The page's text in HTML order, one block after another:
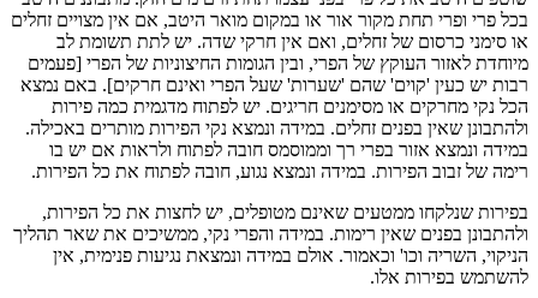
בכל פרי ופרי תחת מקור אור או במקום מואר היטב, אם אין מצויים זחלים
או סימני כרסום של זחלים, ואם אין חרקי שדה. יש לתת תשומת לב
מיוחדת לאזור העוקץ של הפרי, ובין הגומות החיצוניות של הפרי [פעמים
רבות יש כעין 'קוים' שהם 'שערות' שעל הפרי ואינם חרקים]. באם נמצא
הכל נקי מחרקים או מסימנים חריגים. יש לפתוח מדגמית כמה פירות
ולהתבונן שאין בפנים זחלים. במידה ונמצא נקי הפירות מותרים באכילה.
במידה ונמצא אזור בפרי רך וממוסמס חובה לפתוח ולראות אם יש בו
רימה של זבוב הפירות. במידה ונמצא נגוע, חובה לפתוח את כל הפירות.
בפירות שנלקחו ממטעים שאינם מטופלים, יש לחצות את כל הפירות,
ולהתבונן בפנים שאין רימות. במידה והפרי נקי, ממשיכים את שאר תהליך
הניקוי, השריה וכו' וכאמור. אולם במידה ונמצאת נגיעות פנימית, אין
להשתמש בפירות אלו.